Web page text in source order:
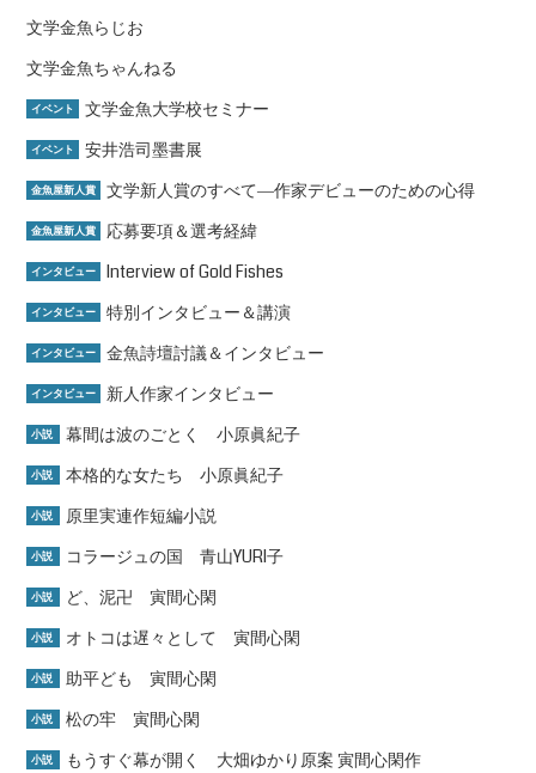
文学金魚らじお
文学金魚ちゃんねる
イベント 文学金魚大学校セミナー
イベント 安井浩司墨書展
金魚屋新人賞 文学新人賞のすべて―作家デビューのための心得
金魚屋新人賞 応募要項＆選考経緯
インタビュー Interview of Gold Fishes
インタビュー 特別インタビュー＆講演
インタビュー 金魚詩壇討議＆インタビュー
インタビュー 新人作家インタビュー
小説 幕間は波のごとく 小原眞紀子
小説 本格的な女たち 小原眞紀子
小説 原里実連作短編小説
小説 コラージュの国 青山YURI子
小説 ど、泥卍 寅間心閑
小説 オトコは遅々として 寅間心閑
小説 助平ども 寅間心閑
小説 松の牢 寅間心閑
小説 もうすぐ幕が開く 大畑ゆかり原案 寅間心閑作